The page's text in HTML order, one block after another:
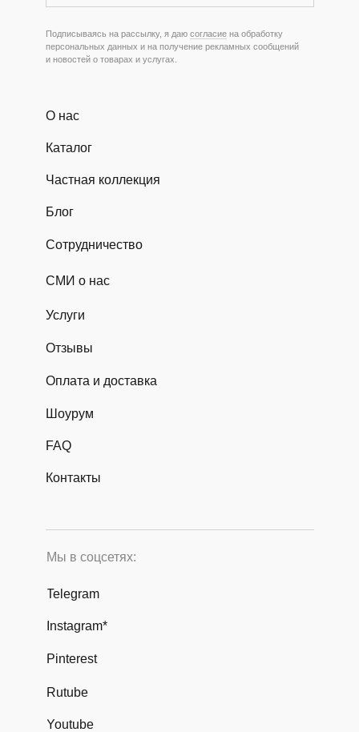
Мы в соцсетях:
Подписываясь на рассылку, я даю согласие на обработку
персональных данных и на получение рекламных сообщений
и новостей о товарах и услугах.
Каталог
О нас
Блог
Частная коллекция
Сотрудничество
Instagram*
Telegram
Услуги
Отзывы
Оплата и доставка
СМИ о нас
Шоурум
FAQ
Контакты
Pinterest
Rutube
Youtube